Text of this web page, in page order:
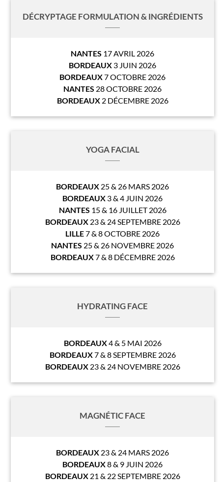
DÉCRYPTAGE FORMULATION & INGRÉDIENTS
NANTES 17 AVRIL 2026
BORDEAUX 3 JUIN 2026
BORDEAUX7 OCTOBRE 2026
NANTES 28 OCTOBRE 2026
BORDEAUX 2 DÉCEMBRE 2026
YOGA FACIAL
BORDEAUX 25 & 26 MARS 2026
BORDEAUX 3 & 4 JUIN 2026
NANTES 15 & 16 JUILLET 2026
BORDEAUX 23 & 24 SEPTEMBRE 2026
LILLE7 & 8 OCTOBRE 2026
NANTES 25 & 26 NOVEMBRE 2026
BORDEAUX7 & 8 DÉCEMBRE 2026
HYDRATING FACE
BORDEAUX4 & 5 MAI 2026
BORDEAUX7 & 8 SEPTEMBRE 2026
BORDEAUX 23 & 24 NOVEMBRE 2026
MAGNÉTIC FACE
BORDEAUX 23 & 24 MARS 2026
BORDEAUX8 & 9 JUIN 2026
BORDEAUX 21 & 22 SEPTEMBRE 2026